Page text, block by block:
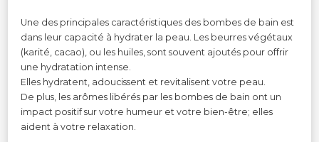
Une des principales caractéristiques des bombes de bain est
dans leur capacité à hydrater la peau. Les beurres végétaux
(karité, cacao), ou les huiles, sont souvent ajoutés pour offrir
une hydratation intense.
Elles hydratent, adoucissent et revitalisent votre peau.
De plus, les arômes libérés par les bombes de bain ont un
impact positif sur votre humeur et votre bien-être; elles
aident à votre relaxation.